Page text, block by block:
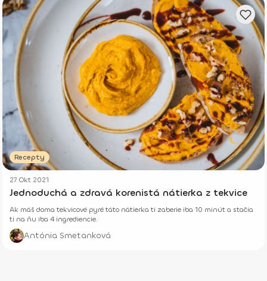
Recepty
27 Okt 2021
Jednoduchá a zdravá korenistá nátierka z tekvice
Ak máš doma tekvicové pyré táto nátierka ti zaberie iba 10 minút a stačia
ti na ňu iba 4 ingrediencie.
Antónia Smetanková